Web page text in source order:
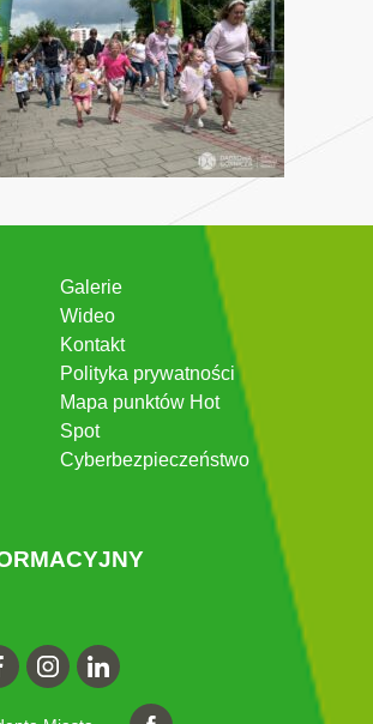
Galerie
Wideo
Kontakt
Polityka prywatności
Mapa punktów Hot
Spot
Cyberbezpieczeństwo